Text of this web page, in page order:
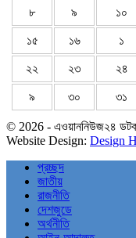
৮ ৯ ১০
১৫ ১৬ ১
২২ ২৩ ২৪
৯ ৩০ ৩১
© 2026 - এওয়াননিউজ২৪
Website Design: Design
প্রচ্ছদ
জাতীয়
রাজনীতি
দেশজুডে
অর্থনীতি